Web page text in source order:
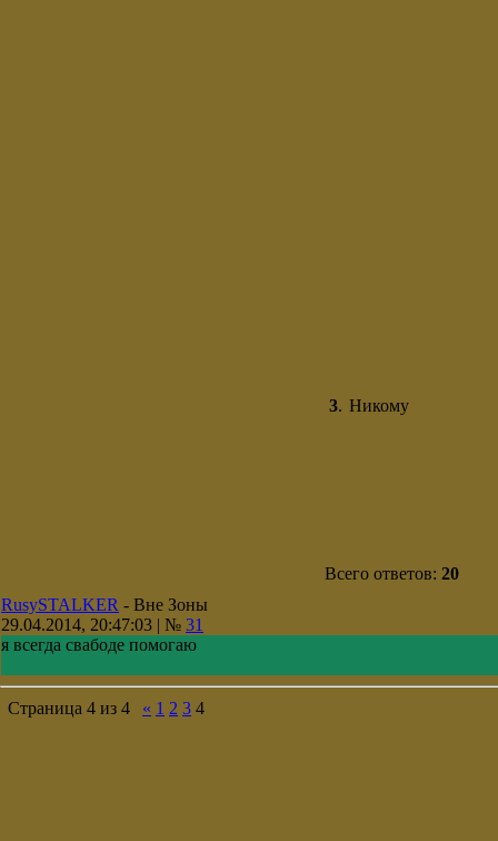
3. Никому
Всего ответов: 20
RusySTALKER - Вне Зоны
29.04.2014, 20:47:03 | № 31
я всегда свабоде помогаю
Страница 4 из 4 « 1 2 3 4